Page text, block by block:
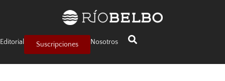
Editorial Suscripciones Nosotros